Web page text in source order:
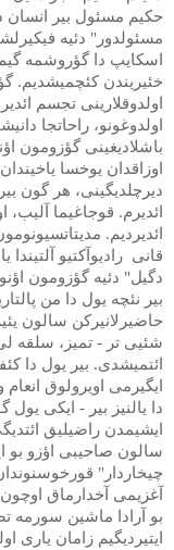
حکیم مسئول بیر انسان
مسئولدور" دئیه
اسکایپ دا گؤروشمه گیم
خئیریندن کئچمیشدیم.
اولدوقلارینی تجسم
اولدوغونو، راحاتجا
باشلادیغینی گؤزومون
اوزاقدان یوخسا
دیرچلدیگینی، هر گون
ائدیرم. قوجاغیما
ائدیردیم.
قانی رادیوآکتیو
دگیل" دئیه گؤزومون
بیر نئچه یول دا من
حاضیرلانیرکن سالون
شئیی تر - تمیز، سلقه
ائتمیشدی. بیر یول دا
ایگیرمی اویرولوق
دا یالنیز بیر - ایکی
ایشیمدن راضیلیق
سالون صاحیبی اؤزو بو
چیخاردار"
آغزیمی آخدارماق
بو آرادا ماشین سورمه
ایتیردیگیم زامان یاری